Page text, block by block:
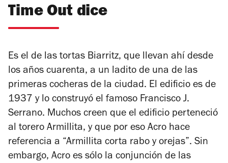
Time Out dice
Es el de las tortas Biarritz, que llevan ahí desde
los años cuarenta, a un ladito de una de las
primeras cocheras de la ciudad. El edificio es de
1937 y lo construyó el famoso Francisco J.
Serrano. Muchos creen que el edificio perteneció
al torero Armillita, y que por eso Acro hace
referencia a “Armillita corta rabo y orejas”. Sin
embargo, Acro es sólo la conjunción de las